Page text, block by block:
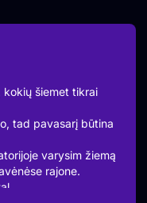
kokių šiemet tikrai
tad pavasarį būtina
varysim žiemą
rajone.